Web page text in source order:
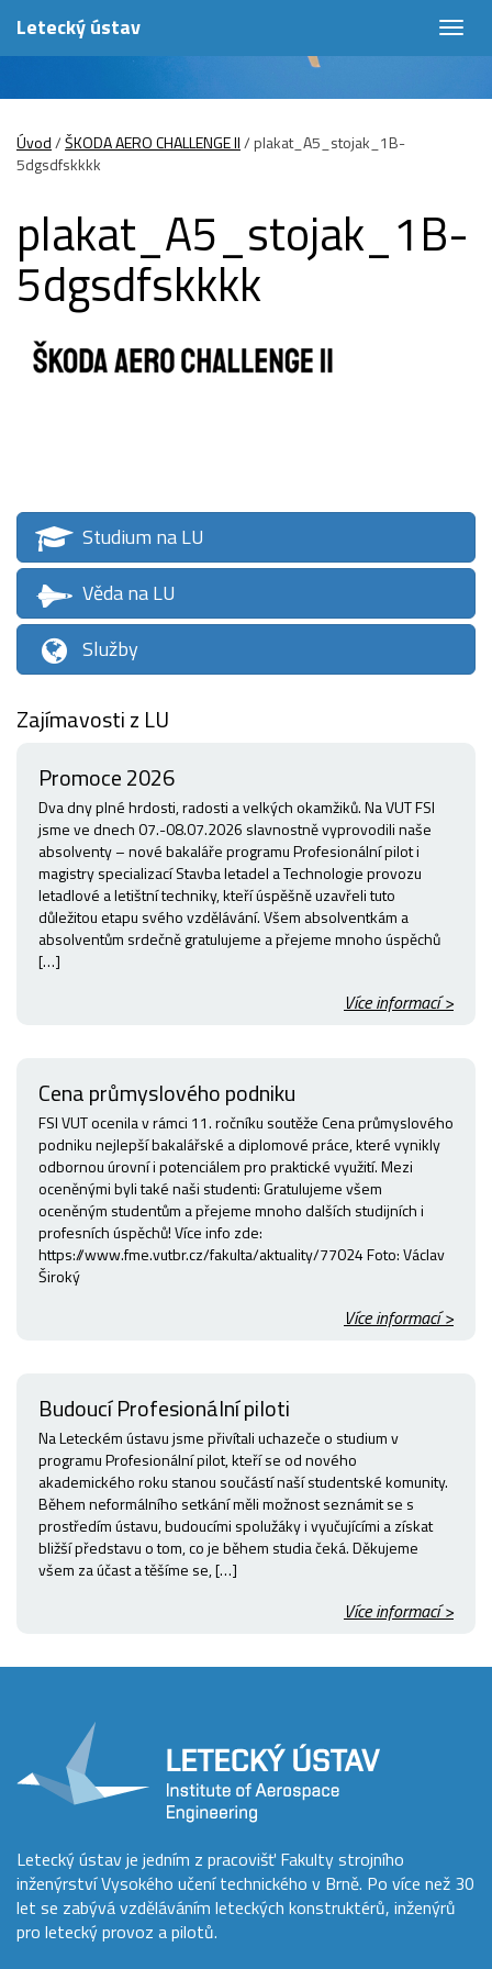
Letecký ústav
Úvod/ŠKODA AERO CHALLENGE II/plakat_A5_stojak_1B-
5dgsdfskkkk
plakat_A5_stojak_1B-
5dgsdfskkkk
Studium na LU
Věda na LU
Služby
Zajímavosti z LU
Promoce 2026
Dva dny plné hrdosti, radosti a velkých okamžiků. Na VUT FSI
jsme ve dnech 07.-08.07.2026 slavnostně vyprovodili naše
absolventy – nové bakaláře programu Profesionální pilot i
magistry specializací Stavba letadel a Technologie provozu
letadlové a letištní techniky, kteří úspěšně uzavřeli tuto
důležitou etapu svého vzdělávání. Všem absolventkám a
absolventům srdečně gratulujeme a přejeme mnoho úspěchů
[…]
Více informací >
Cena průmyslového podniku
FSI VUT ocenila v rámci 11. ročníku soutěže Cena průmyslového
podniku nejlepší bakalářské a diplomové práce, které vynikly
odbornou úrovní i potenciálem pro praktické využití. Mezi
oceněnými byli také naši studenti: Gratulujeme všem
oceněným studentům a přejeme mnoho dalších studijních i
profesních úspěchů! Více info zde:
https://www.fme.vutbr.cz/fakulta/aktuality/77024 Foto: Václav
Široký
Více informací >
Budoucí Profesionální piloti
Na Leteckém ústavu jsme přivítali uchazeče o studium v
programu Profesionální pilot, kteří se od nového
akademického roku stanou součástí naší studentské komunity.
Během neformálního setkání měli možnost seznámit se s
prostředím ústavu, budoucími spolužáky i vyučujícími a získat
bližší představu o tom, co je během studia čeká. Děkujeme
všem za účast a těšíme se, […]
Více informací >
Letecký ústav je jedním z pracovišť Fakulty strojního
inženýrství Vysokého učení technického v Brně. Po více než 30
let se zabývá vzděláváním leteckých konstruktérů, inženýrů
pro letecký provoz a pilotů.